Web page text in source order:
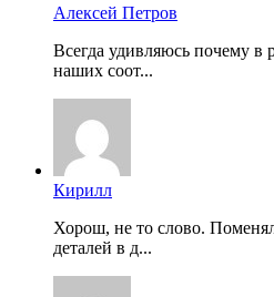
Алексей Петров
Всегда удивляюсь почему в
наших соот...
Кирилл
Хорош, не то слово.
деталей в д...